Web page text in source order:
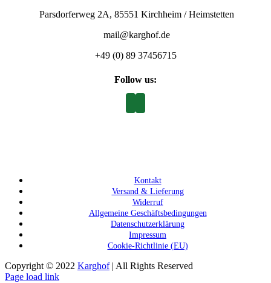
Parsdorferweg 2A, 85551 Kirchheim / Heimstetten
mail@karghof.de
+49 (0) 89 37456715
Follow us:
Kontakt
Versand & Lieferung
Widerruf
Allgemeine Geschäftsbedingungen
Datenschutzerklärung
Impressum
Cookie-Richtlinie (EU)
Copyright © 2022 Karghof| All Rights Reserved
Page load link